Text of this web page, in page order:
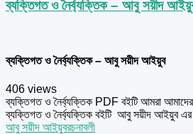
ব্যক্তিগত ও নৈর্ব্যক্তিক – আবু সয়ীদ
ব্যক্তিগত ও নৈর্ব্যক্তিক – আবু সয়ীদ আইয়ুব
406 views
ব্যক্তিগত ও নৈর্ব্যক্তিক PDF বইটি আমরা
ব্যক্তিগত ও নৈর্ব্যক্তিক বইটি আবু সয়ীদ আইয়ুব এর
আবু সয়ীদ আইয়ুবরচনাবলী